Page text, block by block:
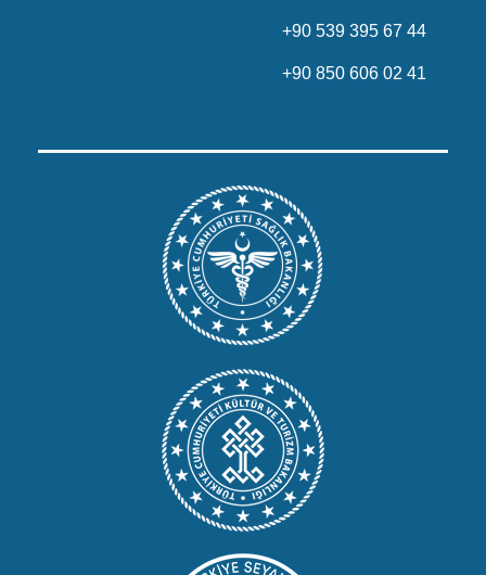
+90 539 395 67 44
+90 850 606 02 41